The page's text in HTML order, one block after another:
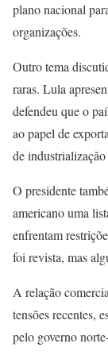
plano nacional
organizações.
Outro tema
raras. Lula
defendeu que o
ao papel de
de industrialização
O presidente
americano uma
enfrentam
foi revista, mas
A relação
tensões recentes,
pelo governo